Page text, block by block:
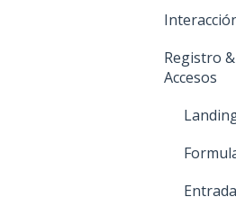
Home
Agenda
Registro
Accesos